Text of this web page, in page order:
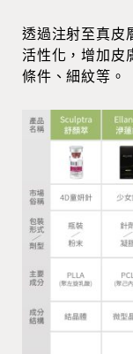
透過注射至真皮
活性化，增加皮
條件、細紋等。